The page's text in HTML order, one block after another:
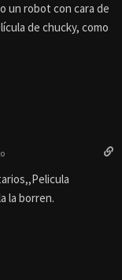
un robot con cara de
de chucky, como
la borren.